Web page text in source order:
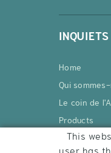
Home
Qui
Le coin de
Products
Contact
This